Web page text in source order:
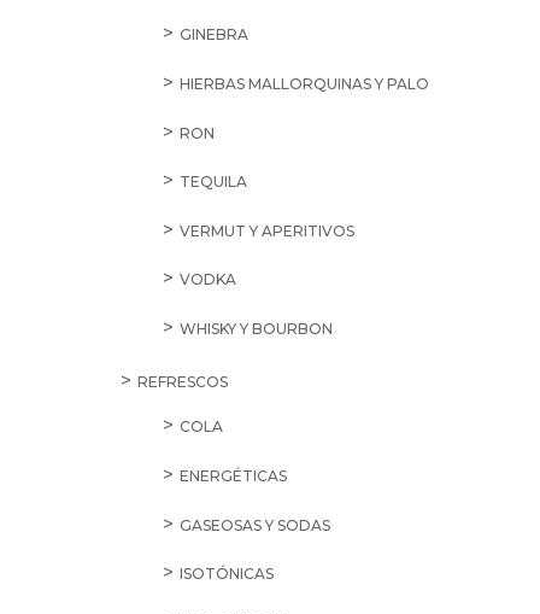
GINEBRA
HIERBAS MALLORQUINAS Y PALO
RON
TEQUILA
VERMUT Y APERITIVOS
VODKA
WHISKY Y BOURBON
REFRESCOS
COLA
ENERGÉTICAS
GASEOSAS Y SODAS
ISOTÓNICAS